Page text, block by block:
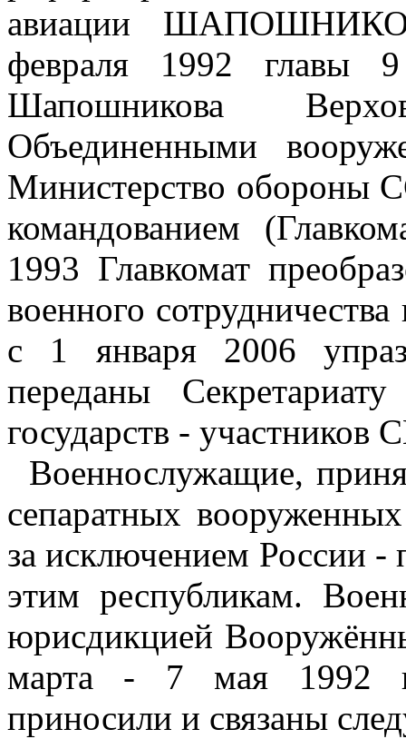
авиации
февраля 1992 главы
Шапошникова
Объединенными
Министерство обороны
командованием
1993 Главкомат
военного
с 1 января 2006
переданы
государств - участников
Военнослужащие,
сепаратных
за исключением России -
этим республикам.
юрисдикцией
марта - 7 мая 1992
приносили и связаны